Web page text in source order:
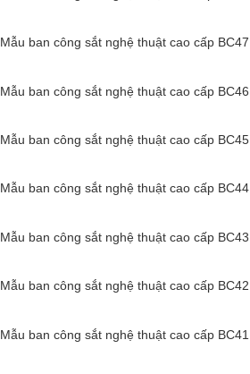
Mẫu ban công sắt nghệ thuật cao cấp BC47
Mẫu ban công sắt nghệ thuật cao cấp BC46
Mẫu ban công sắt nghệ thuật cao cấp BC45
Mẫu ban công sắt nghệ thuật cao cấp BC44
Mẫu ban công sắt nghệ thuật cao cấp BC43
Mẫu ban công sắt nghệ thuật cao cấp BC42
Mẫu ban công sắt nghệ thuật cao cấp BC41